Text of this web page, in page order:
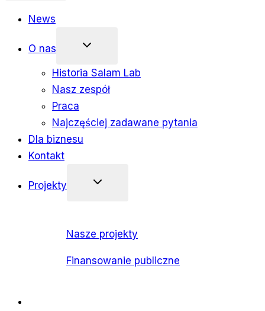
News
O nas
Historia Salam Lab
Nasz zespół
Praca
Najczęściej zadawane pytania
Dla biznesu
Kontakt
Projekty
Nasze projekty
Finansowanie publiczne